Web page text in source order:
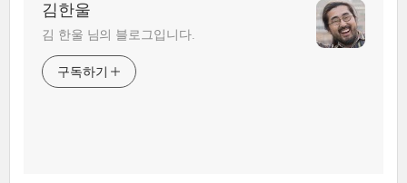
김한울
김 한울 님의 블로그입니다.
구독하기